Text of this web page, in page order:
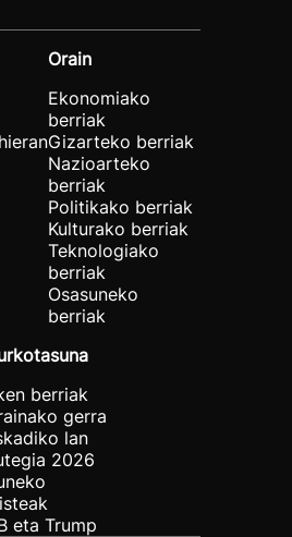
Orain
Ekonomiako
berriak
Gizarteko berriak
Nazioarteko
berriak
Politikako berriak
Kulturako berriak
Teknologiako
berriak
Osasuneko
berriak
berriak
gerra
lan
2026
eta Trump